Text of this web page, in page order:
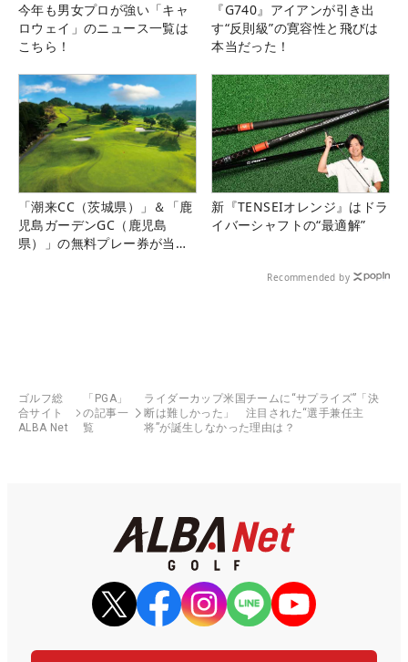
今年も男女プロが強い「キャ
ロウェイ」のニュース一覧は
こちら！
『G740』アイアンが引き出
す“反則級”の寛容性と飛びは
本当だった！
「潮来CC（茨城県）」＆「鹿
児島ガーデンGC（鹿児島
県）」の無料プレー券が当た
新『TENSEIオレンジ』はドラ
イバーシャフトの“最適解”
Recommended by
ゴルフ総
合サイト
ALBA Net
「PGA」
の記事一
覧
ライダーカップ米国チームに“サプライズ”「決
断は難しかった」 注目された“選手兼任主
将”が誕生しなかった理由は？